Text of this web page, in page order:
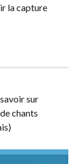
la capture
sur
chants